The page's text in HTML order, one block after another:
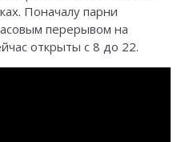
Поначалу парни
перерывом на
открыты с 8 до 22.